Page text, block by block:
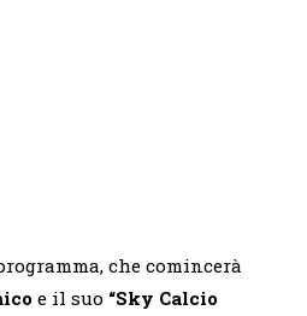
che comincerà
e il suo “Sky Calcio